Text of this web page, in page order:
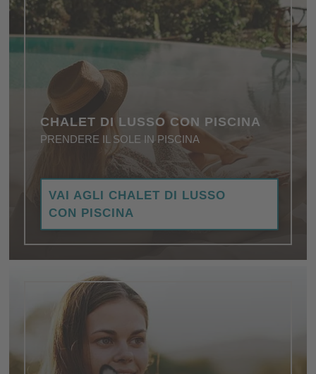
CHALET DI LUSSO CON PISCINA
PRENDERE IL SOLE IN PISCINA
lusso con piscina, per trasformare le vacanze in
ricordi indelebili …
VAI AGLI CHALET DI LUSSO
CON PISCINA